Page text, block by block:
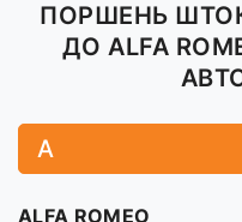
ПОРШЕНЬ
ДО ALFA
A
ALFA ROMEO